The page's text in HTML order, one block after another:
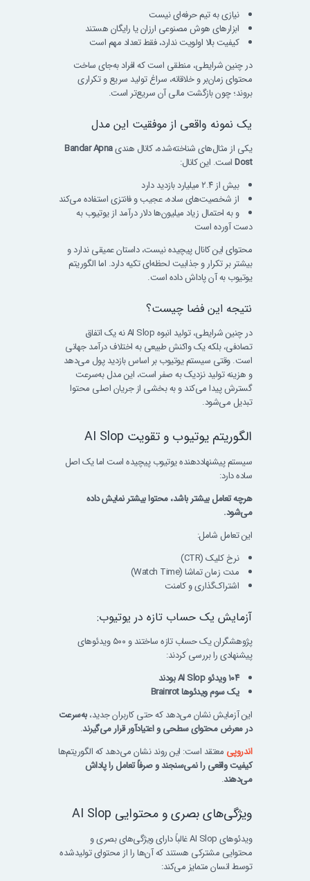
نیازی به تیم حرفه‌ای نیست
ابزارهای هوش مصنوعی ارزان یا رایگان هستند
کیفیت بالا اولویت ندارد، فقط تعداد مهم است
در چنین شرایطی، منطقی است که افراد به‌جای ساخت
محتوای زمان‌بر و خلاقانه، سراغ تولید سریع و تکراری
بروند؛ چون بازگشت مالی آن سریع‌تر است.
یک نمونه واقعی از موفقیت این مدل
یکی از مثال‌های شناخته‌شده، کانال هندیBandar Apna
Dostاست. این کانال:
بیش از ۲.۴ میلیارد بازدید دارد
از شخصیت‌های ساده، عجیب و فانتزی استفاده می‌کند
و به احتمال زیاد میلیون‌ها دلار درآمد از یوتیوب به
دست آورده است
محتوای این کانال پیچیده نیست، داستان عمیقی ندارد و
بیشتر بر تکرار و جذابیت لحظه‌ای تکیه دارد. اما الگوریتم
یوتیوب به آن پاداش داده است.
نتیجه این فضا چیست؟
در چنین شرایطی، تولید انبوه AI Slop نه یک اتفاق
تصادفی، بلکه یک واکنش طبیعی به اختلاف درآمد جهانی
است. وقتی سیستم یوتیوب بر اساس بازدید پول می‌دهد
و هزینه تولید نزدیک به صفر است، این مدل به‌سرعت
گسترش پیدا می‌کند و به بخشی از جریان اصلی محتوا
تبدیل می‌شود.
الگوریتم یوتیوب و تقویت AI Slop
سیستم پیشنهاددهنده یوتیوب پیچیده است اما یک اصل
ساده دارد:
هرچه تعامل بیشتر باشد، محتوا بیشتر نمایش داده
می‌شود.
این تعامل شامل:
نرخ کلیک (CTR)
مدت زمان تماشا (Watch Time)
اشتراک‌گذاری و کامنت
آزمایش یک حساب تازه در یوتیوب:
پژوهشگران یک حساب تازه ساختند و ۵۰۰ ویدئوهای
پیشنهادی را بررسی کردند:
۱۰۴ ویدئو AI Slop بودند
یک‌ سوم ویدئوها Brainrot
این آزمایش نشان می‌دهد که حتی کاربران جدید،به‌سرعت
در معرض محتوای سطحی و اعتیادآور قرار می‌گیرند.
اندروپی معتقد است: این روند نشان می‌دهد که الگوریتم‌ها
کیفیت واقعی را نمی‌سنجند و صرفاً تعامل را پاداش
می‌دهند.
ویژگی‌های بصری و محتوایی AI Slop
ویدئوهای AI Slop غالباً دارای ویژگی‌های بصری و
محتوایی مشترکی هستند که آن‌ها را از محتوای تولیدشده
توسط انسان متمایز می‌کند: